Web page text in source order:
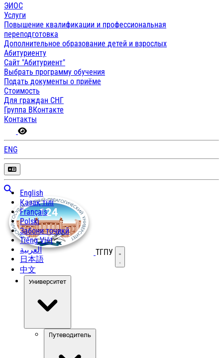
ЭИОС
Услуги
Повышение квалификации и профессиональная
переподготовка
Дополнительное образование детей и взрослых
Абитуриенту
Сайт "Абитуриент"
Выбрать программу обучения
Подать документы о приёме
Стоимость
Для граждан СНГ
Группа ВКонтакте
Контакты
ENG
English
Қазақ тілі
Français
Polski
Забони тоҷикӣ
Tiếng Việt
العربية
日本語
中文
ТГПУ Открыть меню
Университет
Путеводитель